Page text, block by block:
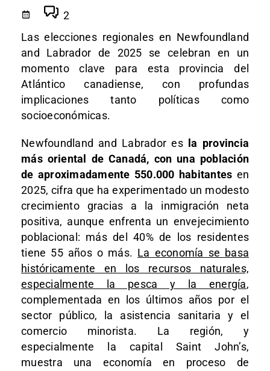
2
Las elecciones regionales en Newfoundland
and Labrador de 2025 se celebran en un
momento clave para esta provincia del
Atlántico canadiense, con profundas
implicaciones tanto políticas como
socioeconómicas.
Newfoundland and Labrador es
la provincia
más oriental de Canadá, con una población
de aproximadamente 550.000 habitantes en
2025, cifra que ha experimentado un modesto
crecimiento gracias a la inmigración neta
positiva, aunque enfrenta un envejecimiento
poblacional: más del 40% de los residentes
tiene 55 años o más. La economía se basa
históricamente en los recursos naturales,
especialmente la pesca y la energía,
complementada en los últimos años por el
sector público, la asistencia sanitaria y el
comercio minorista. La región, y
especialmente la capital Saint John’s,
muestra una economía en proceso de